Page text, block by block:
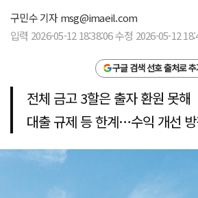
구민수 기자msg@imaeil.com
입력 2026-05-12 18:38:06 수정 2026-05-12
구글 검색 선호 출처로
전체 금고 3할은 출자 환원 못해
대출 규제 등 한계…수익 개선